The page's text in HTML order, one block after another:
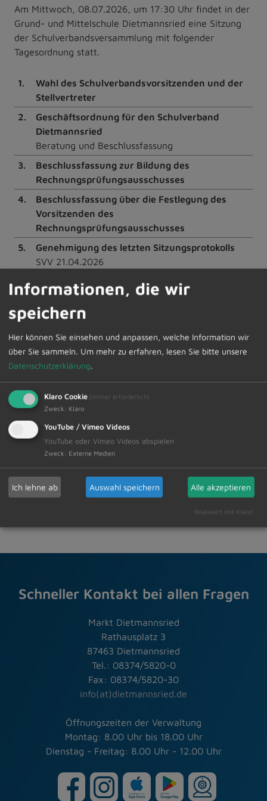
Am Mittwoch, 08.07.2026, um 17:30 Uhr findet in der
Grund- und Mittelschule Dietmannsried eine Sitzung
der Schulverbandsversammlung mit folgender
Tagesordnung statt.
1.
Wahl des Schulverbandsvorsitzenden und der
Stellvertreter
2.
Geschäftsordnung für den Schulverband
Dietmannsried
Beratung und Beschlussfassung
3.
Beschlussfassung zur Bildung des
Rechnungsprüfungsausschusses
4.
Beschlussfassung über die Festlegung des
Vorsitzenden des
Rechnungsprüfungsausschusses
5.
Genehmigung des letzten Sitzungsprotokolls
SVV 21.04.2026
Erweiterung Grund- und Mittelschule
Aktueller Sachstand der Ausschreibungen
Beratung und Beschlussfassung
8.
Mitteilungen
9.
Wünsche und Anträge
Zur Übersicht
03.07.2026
Amtliche Bekanntmachungen Veranstaltungstermine
Schneller Kontakt bei allen Fragen
Markt Dietmannsried
Rathausplatz 3
87463 Dietmannsried
Tel.: 08374/5820-0
Fax: 08374/5820-30
info(at)dietmannsried.de
Öffnungszeiten der Verwaltung
Montag: 8.00 Uhr bis 18.00 Uhr
Dienstag - Freitag: 8.00 Uhr - 12.00 Uhr
Informationen, die wir
speichern
Hier können Sie einsehen und anpassen, welche Information wir
über Sie sammeln. Um mehr zu erfahren, lesen Sie bitte unsere
Datenschutzerklärung.
Klaro Cookie (immer erforderlich)
Zweck : Klaro
YouTube / Vimeo Videos
YouTube oder Vimeo Videos abspielen
Zweck : Externe Medien
Ich lehne ab Auswahl speichern Alle akzeptieren
Realisiert mit Klaro!